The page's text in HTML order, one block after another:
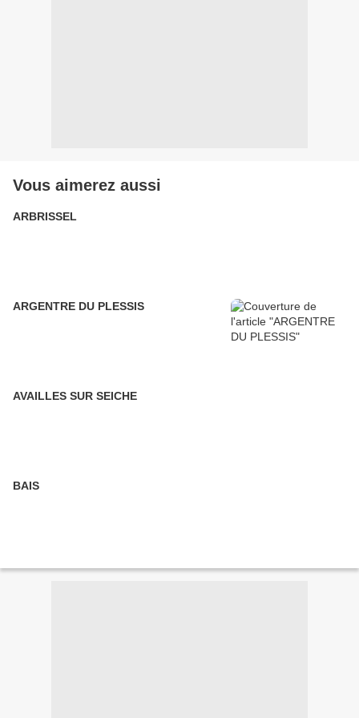
Vous aimerez aussi
ARBRISSEL
ARGENTRE DU PLESSIS
AVAILLES SUR SEICHE
BAIS